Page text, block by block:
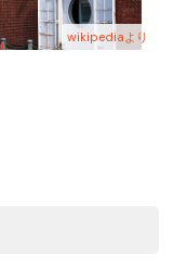
wikipediaより